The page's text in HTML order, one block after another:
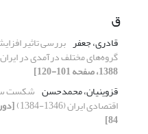
ق
قادری، جعفر بررسی تاثیر
گروه‌های مختلف درآمدی در ایران (1383-
1388، صفحه 101-120]
قزوینیان، محمدحسن شکست
اقتصادی ایران (1346-1384)
84]